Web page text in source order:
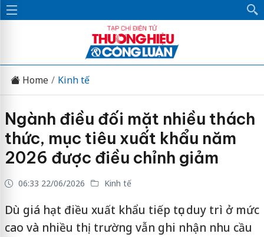
Home Kinh tế
Ngành điều đối mặt nhiều thách
thức, mục tiêu xuất khẩu năm
2026 được điều chỉnh giảm
06:33 22/06/2026 Kinh tế
Dù giá hạt điều xuất khẩu tiếp tục duy trì ở mức
cao và nhiều thị trường vẫn ghi nhận nhu cầu